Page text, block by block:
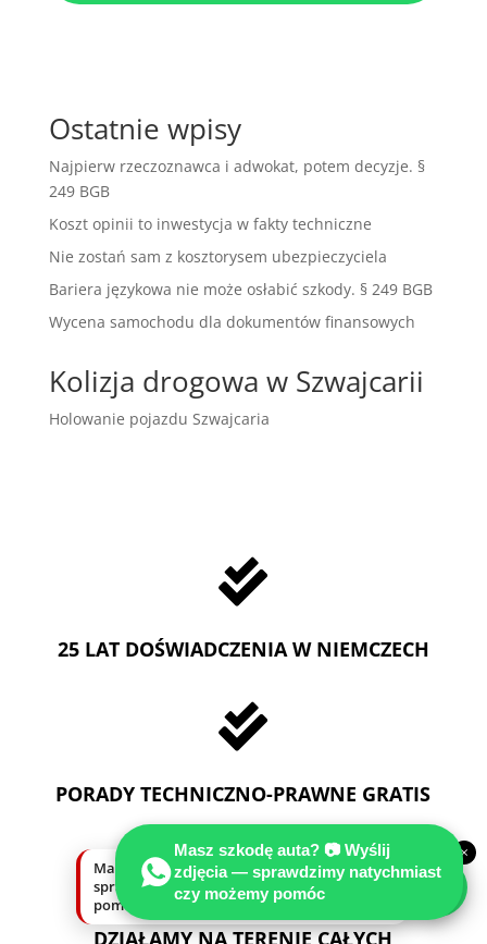
Ostatnie wpisy
Najpierw rzeczoznawca i adwokat, potem decyzje. §
249 BGB
Koszt opinii to inwestycja w fakty techniczne
Nie zostań sam z kosztorysem ubezpieczyciela
Bariera językowa nie może osłabić szkody. § 249 BGB
Wycena samochodu dla dokumentów finansowych
Kolizja drogowa w Szwajcarii
Holowanie pojazdu Szwajcaria

25 LAT DOŚWIADCZENIA W NIEMCZECH

PORADY TECHNICZNO-PRAWNE GRATIS

DZIAŁAMY NA TERENIE CAŁYCH
Masz szkodę auta? 📷 Wyślij
zdjęcia — sprawdzimy natychmiast
czy możemy pomóc
×
Masz szkodę auta? Wyślij zdjęcia —
sprawdzimy natychmiast, czy możemy
pomóc.